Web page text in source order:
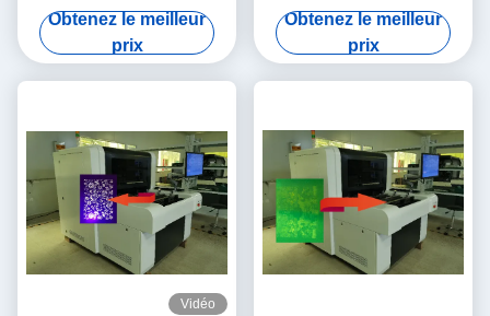
précision 900x1000mm de
Obtenez le meilleur
prix
machine
Obtenez le meilleur
prix
Vidéo